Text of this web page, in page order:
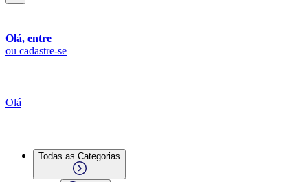
Olá, entre
ou cadastre-se
Olá
Todas as Categorias